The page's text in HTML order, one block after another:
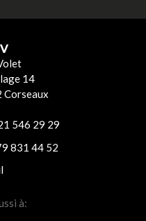
14
Corseaux
546 29 29
831 44 52
à: